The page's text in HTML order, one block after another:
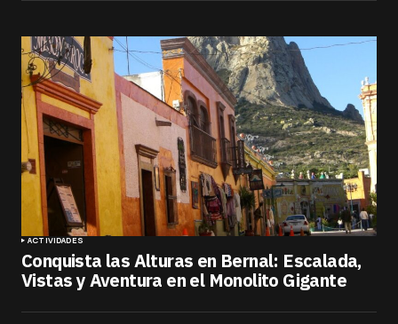
ACTIVIDADES
Conquista las Alturas en Bernal: Escalada,
Vistas y Aventura en el Monolito Gigante